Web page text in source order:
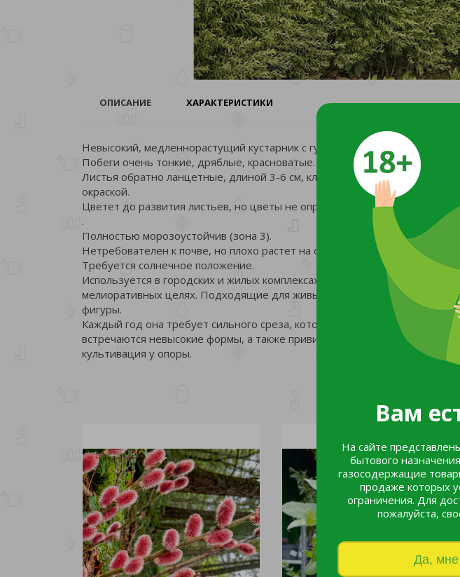
Вам
На сайте
бытового
газосодержащие
продаже которых
ограничения. Для
пожалуйста,
Да, мне
ОПИСАНИЕ ХАРАКТЕРИСТИКИ
Невысокий, медленнорастущий кустарник с густой, шаровидной
Побеги очень тонкие, дряблые, красноватые.
Листья обратно ланцетные, длиной 3-6 см, клиновидные у основания и
окраской.
Цветет до развития листьев, но цветы не определяют декоративность
.
Полностью морозоустойчив (зона 3).
Нетребователен к почве, но плохо растет на очень сухих и торфяных
Требуется солнечное положение.
Используется в городских и жилых комплексах, деревьях и
мелиоративных целях. Подходящие для живых изгородей, кустарники
фигуры.
Каждый год она требует сильного среза, который мы обычно делаем
встречаются невысокие формы, а также привитые на разной высоте
культивация у опоры.